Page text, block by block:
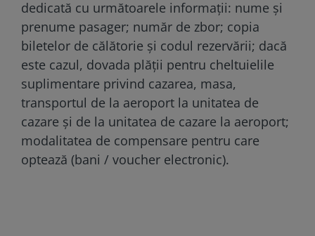
dedicată cu următoarele informaţii: nume şi
prenume pasager; număr de zbor; copia
biletelor de călătorie şi codul rezervării; dacă
este cazul, dovada plăţii pentru cheltuielile
suplimentare privind cazarea, masa,
transportul de la aeroport la unitatea de
cazare şi de la unitatea de cazare la aeroport;
modalitatea de compensare pentru care
optează (bani / voucher electronic).